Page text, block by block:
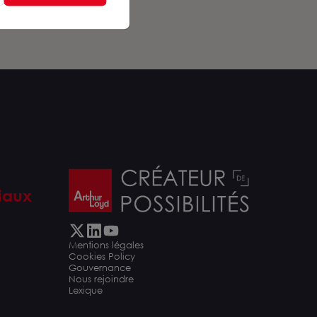
Mentions légales
Cookies Policy
Gouvernance
Nous rejoindre
Lexique